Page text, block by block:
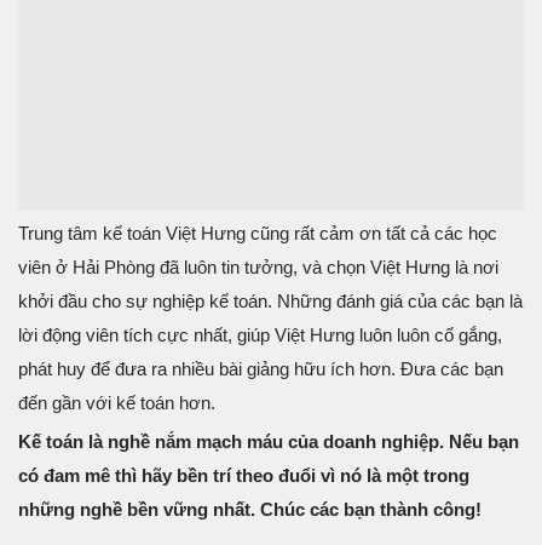
Trung tâm kế toán Việt Hưng cũng rất cảm ơn tất cả các học
viên ở Hải Phòng đã luôn tin tưởng, và chọn Việt Hưng là nơi
khởi đầu cho sự nghiệp kế toán. Những đánh giá của các bạn là
lời động viên tích cực nhất, giúp Việt Hưng luôn luôn cố gắng,
phát huy để đưa ra nhiều bài giảng hữu ích hơn. Đưa các bạn
đến gần với kế toán hơn.
Kế toán là nghề nắm mạch máu của doanh nghiệp. Nếu bạn
có đam mê thì hãy bền trí theo đuổi vì nó là một trong
những nghề bền vững nhất. Chúc các bạn thành công!